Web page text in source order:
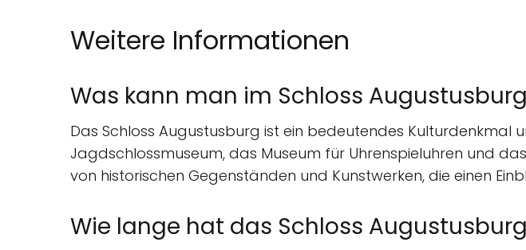
Weitere Informationen
Was kann man im Schloss
Das Schloss Augustusburg ist ein bedeutendes Kulturdenkmal
Jagdschlossmuseum, das Museum für Uhrenspieluhren und
von historischen Gegenständen und Kunstwerken, die einen
Wie lange hat das Schloss